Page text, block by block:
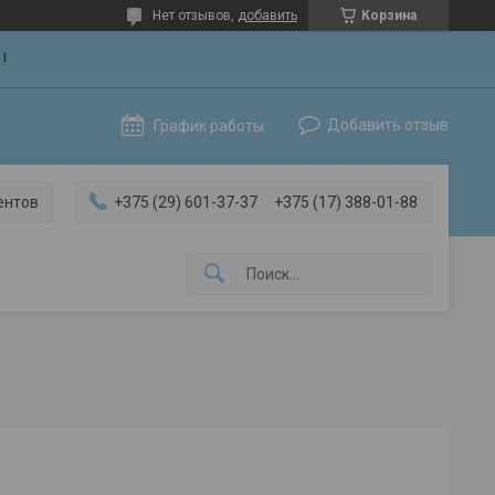
Корзина
Нет отзывов, добавить
График работы Добавить отзыв
+375 (29) 601-37-37 +375 (17) 388-01-88